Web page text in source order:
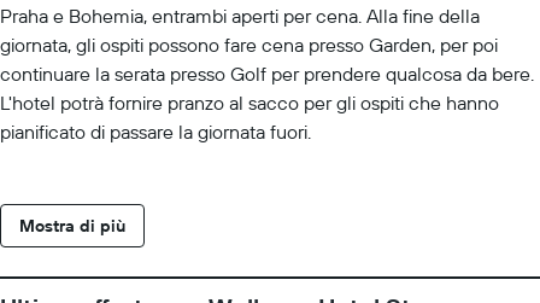
Praha e Bohemia, entrambi aperti per cena. Alla fine della
giornata, gli ospiti possono fare cena presso Garden, per poi
continuare la serata presso Golf per prendere qualcosa da bere.
L'hotel potrà fornire pranzo al sacco per gli ospiti che hanno
pianificato di passare la giornata fuori.
Mostra di più